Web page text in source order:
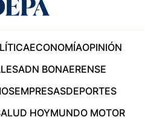
ECONOMÍAOPINIÓN
ADN BONAERENSE
EMPRESASDEPORTES
HOYMUNDO MOTOR